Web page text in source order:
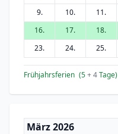
9.
10. 11.
16.
17. 18.
23.
24. 25.
Frühjahrsferien (5+ 4Tage)
März 2026